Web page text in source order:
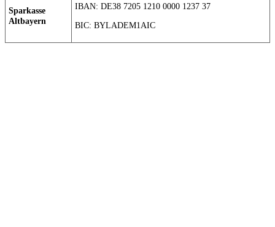
Sparkasse
Altbayern
IBAN: DE38 7205 1210 0000 1237 37
BIC: BYLADEM1AIC